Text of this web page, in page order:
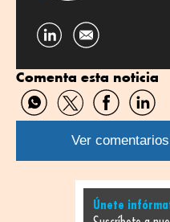
Compartir
Linkedin
Comenta esta noticia
Compartir
por
WhatsApp
Compartir
por
Twitter
Compartir
por
Facebook
por
Ver comentarios
Únete